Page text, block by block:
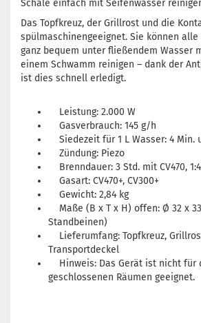
Schale einfach mit Seifenwasser
Das Topfkreuz, der Grillrost und die
spülmaschinengeeignet. Sie können alle
ganz bequem unter fließendem Wasser
einem Schwamm reinigen – dank der
ist dies schnell erledigt.
Leistung: 2.000 W
Gasverbrauch: 145 g/h
Siedezeit für 1 L Wasser: 4 Min.
Zündung: Piezo
Brenndauer: 3 Std. mit CV470,
Gasart: CV470+, CV300+
Gewicht: 2,84 kg
Maße (B x T x H) offen: Ø 32 x
Standbeinen)
Lieferumfang: Topfkreuz,
Transportdeckel
Hinweis: Das Gerät ist nicht für
geschlossenen Räumen geeignet.